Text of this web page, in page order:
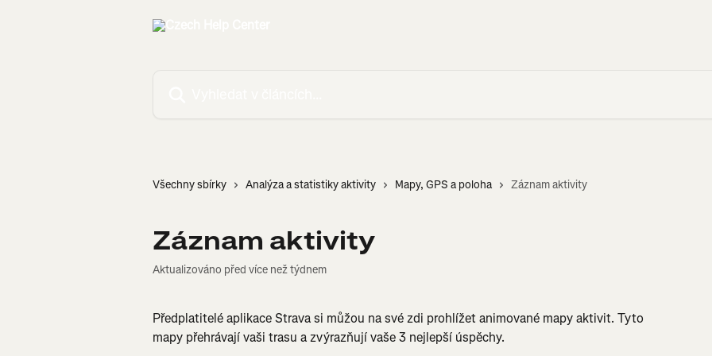
Všechny sbírky Analýza a statistiky aktivity Mapy, GPS a poloha Záznam aktivity
Záznam aktivity
Aktualizováno před více než týdnem
Předplatitelé aplikace Strava si můžou na své zdi prohlížet animované mapy aktivit. Tyto
mapy přehrávají vaši trasu a zvýrazňují vaše 3 nejlepší úspěchy.